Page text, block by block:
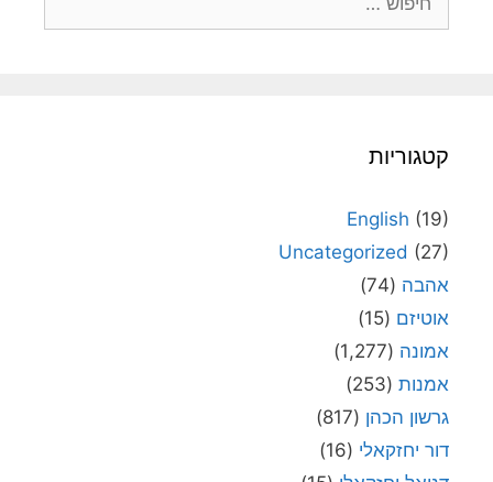
קטגוריות
English (19)
Uncategorized (27)
אהבה (74)
אוטיזם (15)
אמונה (1,277)
אמנות (253)
גרשון הכהן (817)
דור יחזקאלי (16)